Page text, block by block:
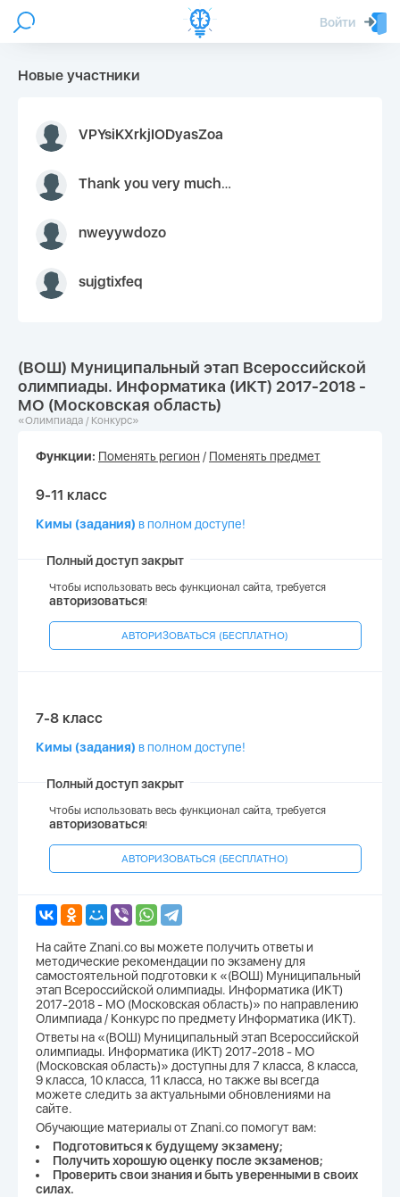
Войти
Новые участники
VPYsiKXrkjIODyasZoa
Thank you very much for your inquiry We appreciate you 9126052 https://youtube.com faceapple !
nweyywdozo
sujgtixfeq
(ВОШ) Муниципальный этап Всероссийской
олимпиады. Информатика (ИКТ) 2017-2018 -
МО (Московская область)
«Олимпиада / Конкурс»
Функции: Поменять регион / Поменять предмет
9-11 класс
Кимы (задания) в полном доступе!
Полный доступ закрыт
Чтобы использовать весь функционал сайта, требуется
авторизоваться!
АВТОРИЗОВАТЬСЯ (БЕСПЛАТНО)
7-8 класс
Кимы (задания) в полном доступе!
Полный доступ закрыт
Чтобы использовать весь функционал сайта, требуется
авторизоваться!
АВТОРИЗОВАТЬСЯ (БЕСПЛАТНО)
На сайте Znani.co вы можете получить ответы и
методические рекомендации по экзамену для
самостоятельной подготовки к «(ВОШ) Муниципальный
этап Всероссийской олимпиады. Информатика (ИКТ)
2017-2018 - МО (Московская область)» по направлению
Олимпиада / Конкурс по предмету Информатика (ИКТ).
Ответы на «(ВОШ) Муниципальный этап Всероссийской
олимпиады. Информатика (ИКТ) 2017-2018 - МО
(Московская область)» доступны для 7 класса, 8 класса,
9 класса, 10 класса, 11 класса, но также вы всегда
можете следить за актуальными обновлениями на
сайте.
Обучающие материалы от Znani.co помогут вам:
Подготовиться к будущему экзамену;
Получить хорошую оценку после экзаменов;
Проверить свои знания и быть уверенными в своих
силах.